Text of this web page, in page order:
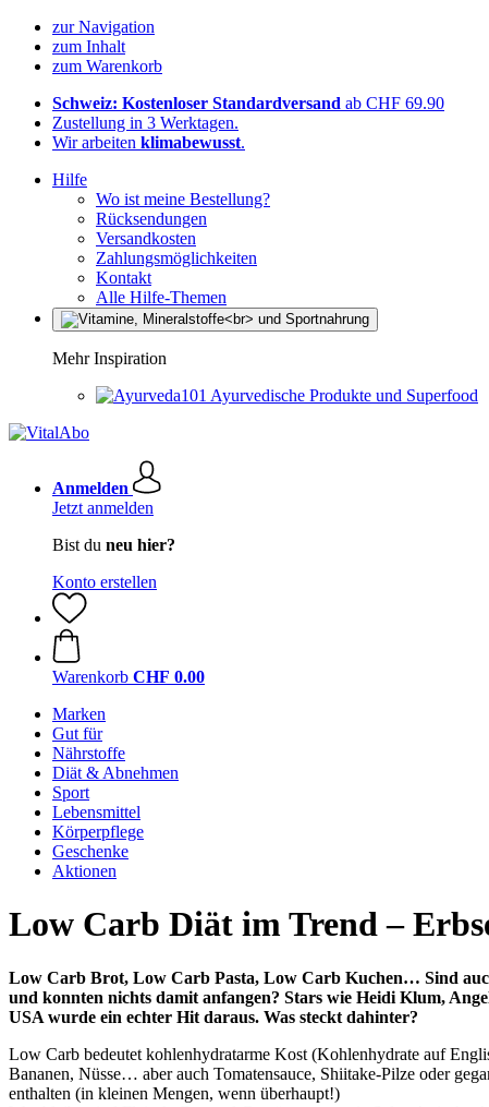
zur Navigation
zum Inhalt
zum Warenkorb
Schweiz: Kostenloser Standardversand ab CHF 69.90
Zustellung in 3 Werktagen.
Wir arbeiten klimabewusst.
Hilfe
Wo ist meine Bestellung?
Rücksendungen
Versandkosten
Zahlungsmöglichkeiten
Kontakt
Alle Hilfe-Themen
Mehr Inspiration
Ayurvedische Produkte und Superfood
Anmelden
Jetzt anmelden
Bist du neu hier?
Konto erstellen
Warenkorb CHF 0.00
Marken
Gut für
Nährstoffe
Diät & Abnehmen
Sport
Lebensmittel
Körperpflege
Geschenke
Aktionen
Low Carb Diät im Trend –
Low Carb Brot, Low Carb Pasta, Low Carb Kuchen… Sind
und konnten nichts damit anfangen? Stars wie Heidi Klum,
USA wurde ein echter Hit daraus. Was steckt dahinter?
Low Carb bedeutet kohlenhydratarme Kost (Kohlenhydrate auf
Bananen, Nüsse… aber auch Tomatensauce, Shiitake-Pilze oder
enthalten (in kleinen Mengen, wenn überhaupt!)